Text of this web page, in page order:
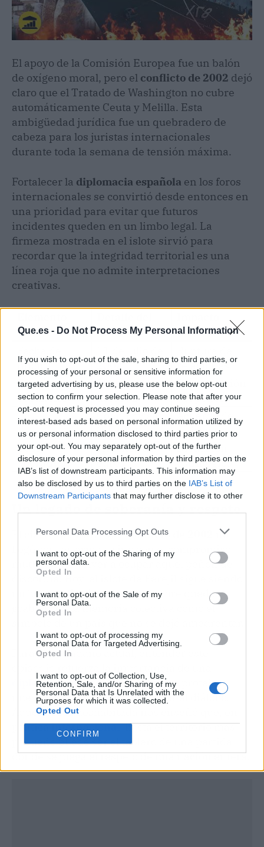
Que.es - Do Not Process My Personal Information
If you wish to opt-out of the sale, sharing to third parties, or
processing of your personal or sensitive information for
targeted advertising by us, please use the below opt-out
section to confirm your selection. Please note that after your
opt-out request is processed you may continue seeing
interest-based ads based on personal information utilized by
us or personal information disclosed to third parties prior to
your opt-out. You may separately opt-out of the further
disclosure of your personal information by third parties on the
IAB’s list of downstream participants. This information may
also be disclosed by us to third parties on the IAB’s List of
Downstream Participants that may further disclose it to other
Personal Data Processing Opt Outs
I want to opt-out of the Sharing of my
personal data.
Opted In
I want to opt-out of the Sale of my
Personal Data.
Opted In
I want to opt-out of processing my
Personal Data for Targeted Advertising.
Opted In
I want to opt-out of Collection, Use,
Retention, Sale, and/or Sharing of my
Personal Data that Is Unrelated with the
Purposes for which it was collected.
Opted Out
CONFIRM
El apoyo de la Comisión Europea fue un balón
de oxígeno moral, pero el conflicto de 2002 dejó
claro que el Tratado de Washington no cubre
automáticamente Ceuta y Melilla. Esta
ambigüedad jurídica fue un quebradero de
cabeza para los juristas internacionales
durante toda la semana de tensión máxima.
Fortalecer la diplomacia española en los foros
internacionales se convirtió desde entonces en
una prioridad para evitar que futuros
incidentes queden en un limbo legal. La
firmeza mostrada en el islote sirvió para
recordar que la integridad territorial es una
línea roja que no admite interpretaciones
creativas.
Clave
Conflicto
Final
inicio
2002
relaciones
Efectivos
españoles
28 miembros
del MOE
Recuperación
del peñón
Mediación
Colin Powell
(EE.UU.)
Acuerdo de
retirada
Coste
operativo
Millones de
euros
Disuasión
estratégico
El cierre definitivo delconflicto de 2002
no
llegó con las armas, sino con el compromiso
mutuo de no volver a ocupar aquel peñón de
discordia. Hoy, el islote de Perejil sigue siendo
un lugar solitario, pero su nombre quedó
grabado en la memoria colectiva como el
Para el ciudadano actual, entender este
diplomacia españolarobusta que proteja
nuestros intereses sin renunciar al diálogo.
Aquella roca deshabitada nos enseñó que, en
políticainternacional, hasta el territorio más
pequeño puede ser el tablero de una partida
donde se juega el respeto de una nación entera.